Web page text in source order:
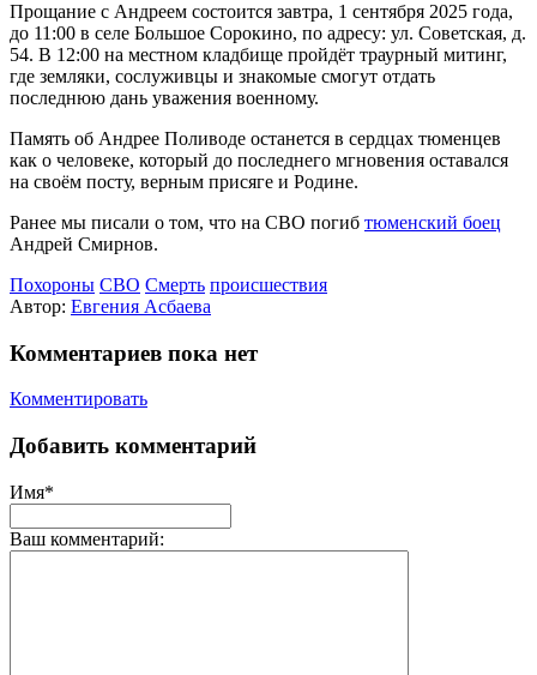
Прощание с Андреем состоится завтра, 1 сентября 2025 года,
до 11:00 в селе Большое Сорокино, по адресу: ул. Советская, д.
54. В 12:00 на местном кладбище пройдёт траурный митинг,
где земляки, сослуживцы и знакомые смогут отдать
последнюю дань уважения военному.
Память об Андрее Поливоде останется в сердцах тюменцев
как о человеке, который до последнего мгновения оставался
на своём посту, верным присяге и Родине.
Ранее мы писали о том, что на СВО погиб тюменский боец
Андрей Смирнов.
Похороны СВО Смерть происшествия
Автор: Евгения Асбаева
Комментариев пока нет
Комментировать
Добавить комментарий
Имя*
Ваш комментарий: